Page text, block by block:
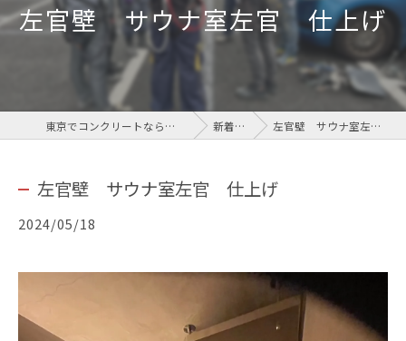
左官壁 サウナ室左官 仕上げ
東京でコンクリートなら株式会社LIFIX 新着情報 左官壁 サウナ室左官 仕上げ
左官壁 サウナ室左官 仕上げ
2024/05/18